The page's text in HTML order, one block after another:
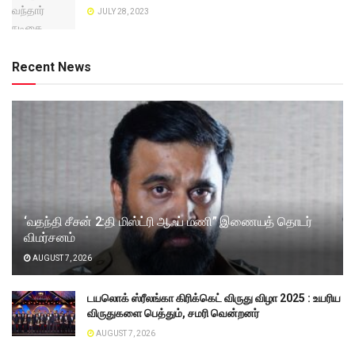
JULY 28, 2023
Recent News
‘வதந்தி சீசன் 2:தி மிஸ்ட்ரி ஆஃப் மணி” இணையத் தொடர்
விமர்சனம்
AUGUST 7, 2026
டயலொக் ஸ்ரீலங்கா கிரிக்கெட் விருது விழா 2025 : உயரிய
விருதுகளை பெத்தும், சமரி வென்றனர்
AUGUST 7, 2026